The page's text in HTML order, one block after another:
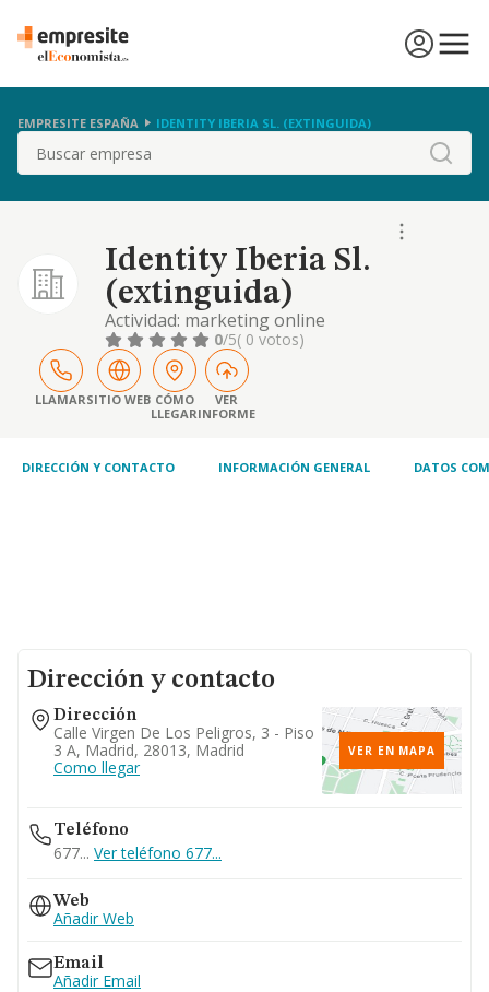
EMPRESITE ESPAÑA IDENTITY IBERIA SL. (EXTINGUIDA)
Buscar
Identity Iberia Sl.
(extinguida)
Actividad: marketing online
0/5( 0 votos)
LLAMARSITIO WEB CÓMO
LLEGAR
VER
INFORME
DIRECCIÓN Y CONTACTO INFORMACIÓN GENERAL DATOS
Dirección y contacto
Dirección
Calle Virgen De Los Peligros, 3 - Piso
3 A, Madrid, 28013, Madrid
Como llegar
VER EN MAPA
Teléfono
677... Ver teléfono 677...
Web
Añadir Web
Email
Añadir Email